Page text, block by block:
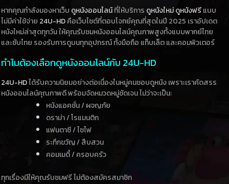
หากคุณกำลังมองหาเว็บ ดูหนังออนไลน์ที่ให้บริการ ดูหนังใหม่ดูหนังฟรีแบบ
ไม่มีค่าใช้จ่าย 24U-HDคือเว็บไซต์ที่ตอบโจทย์คุณที่สุดในปี 2025 เราอัปเดต
หนังใหม่ล่าสุดทุกวัน ให้คุณรับชมหนังออนไลน์คุณภาพสูงทั้งแบบพากย์ไทย
และซับไทย รองรับการดูบนทุกอุปกรณ์ ทั้งมือถือ แท็บเล็ต และคอมพิวเตอร์
ทำไมต้องเลือกดูหนังออนไลน์กับ 24U-HD
24U-HDได้รับความนิยมอย่างต่อเนื่องในหมู่คนชอบดูหนัง เพราะเราคัดสรร
หนังออนไลน์คุณภาพดี พร้อมจัดหมวดหมู่ชัดเจน ไม่ว่าจะเป็น:
หนังแอคชั่น / ผจญภัย
ดราม่า / โรแมนติก
แฟนตาซี / ไซไฟ
ระทึกขวัญ / สืบสวน
คอมเมดี้ / ครอบครัว
ทุกเรื่องมีให้คุณรับชมฟรี ไม่ต้องสมัครสมาชิก